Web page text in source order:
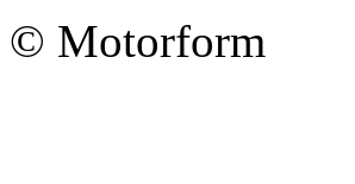
© Motorform